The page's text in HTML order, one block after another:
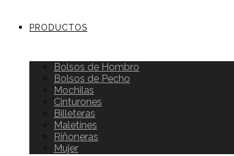
PRODUCTOS
Bolsos de Hombro
Bolsos de Pecho
Mochilas
Cinturones
Billeteras
Maletines
Riñoneras
Mujer